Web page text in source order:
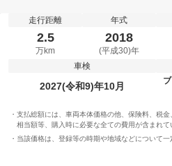
走行距離
2.5
万km
年式
2018
(平成30)年
車検
2027(令和9)年10月
支払総額には、車両本体価格の他、保険料、税
相当額等、購入時に必要な全ての費用が含まれて
当該価格は、登録等の時期や地域などについて一